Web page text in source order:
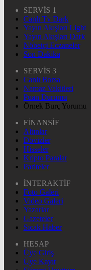
SERVİS 1
Canlı Tv Dark
Yayın Akışları Light
Yayın Akışları Dark
Nöbetçi Eczaneler
Son Dakika
SERVİS 3
Canlı Borsa
Namaz Vakitleri
Puan Durumu
Örnek Burç Yorumu
FİNANSİF
Altınlar
Dövizler
Hisseler
Kripto Paralar
Pariteler
İNTERAKTİF
Foto Galeri
Video Galeri
Yazarlar
Gazeteler
Sıcak Haber
HESAP
Üye Giriş
Üye Kayıt